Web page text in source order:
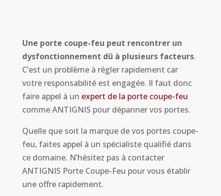
Une porte coupe-feu peut rencontrer un
dysfonctionnement dû à plusieurs facteurs.
C’est un problème à régler rapidement car
votre responsabilité est engagée. Il faut donc
faire appel à un expert de la porte coupe-feu
comme ANTIGNIS pour dépanner vos portes.
Quelle que soit la marque de vos portes coupe-
feu, faites appel à un spécialiste qualifié dans
ce domaine. N’hésitez pas à contacter
ANTIGNIS Porte Coupe-Feu pour vous établir
une offre rapidement.